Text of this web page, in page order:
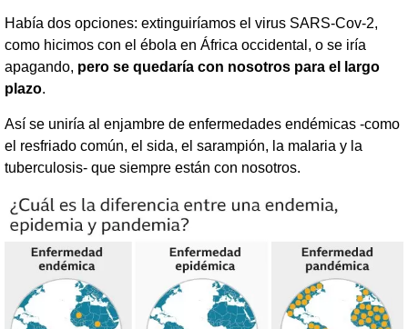
Había dos opciones: extinguiríamos el virus SARS-Cov-2,
como hicimos con el ébola en África occidental, o se iría
apagando, pero se quedaría con nosotros para el largo
plazo.
Así se uniría al enjambre de enfermedades endémicas -como
el resfriado común, el sida, el sarampión, la malaria y la
tuberculosis- que siempre están con nosotros.